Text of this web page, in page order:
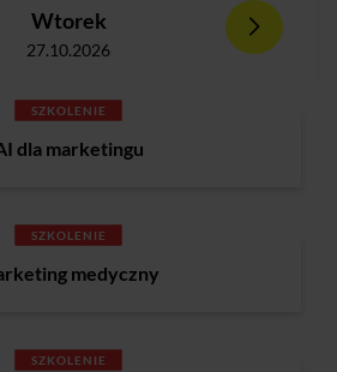
Wtorek
27.10.2026
SZKOLENIE
dla marketingu
SZKOLENIE
medyczny
SZKOLENIE